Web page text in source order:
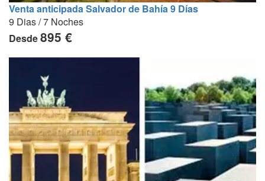
Venta anticipada Salvador de Bahía 9 Días
9 Dias / 7 Noches
Desde895 €